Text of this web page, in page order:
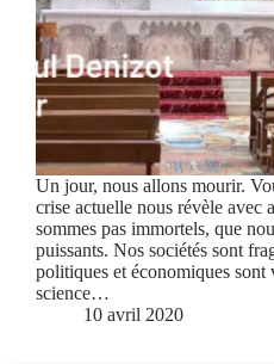
Un jour, nous allons mourir.
crise actuelle nous révèle avec
sommes pas immortels, que
puissants. Nos sociétés sont
politiques et économiques sont
science…
10 avril 2020